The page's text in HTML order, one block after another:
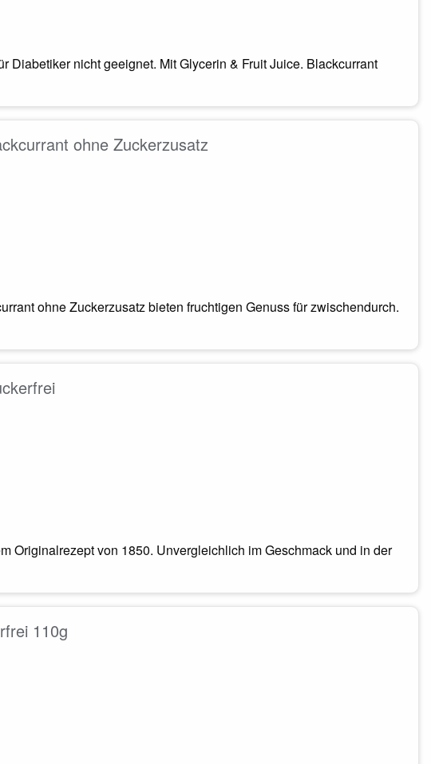
Diabetiker nicht geeignet. Mit Glycerin & Fruit Juice. Blackcurrant
ohne Zuckerzusatz
ohne Zuckerzusatz bieten fruchtigen Genuss für zwischendurch.
Originalrezept von 1850. Unvergleichlich im Geschmack und in der
110g